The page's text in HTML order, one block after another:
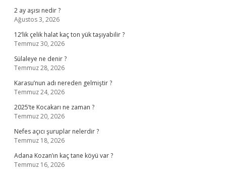
2 ay aşısı nedir ?
Ağustos 3, 2026
12’lik çelik halat kaç ton yük taşıyabilir ?
Temmuz 30, 2026
Sülaleye ne denir ?
Temmuz 28, 2026
Karasu’nun adı nereden gelmiştir ?
Temmuz 24, 2026
2025’te Kocakarı ne zaman ?
Temmuz 20, 2026
Nefes açıcı şuruplar nelerdir ?
Temmuz 18, 2026
Adana Kozan’ın kaç tane köyü var ?
Temmuz 16, 2026